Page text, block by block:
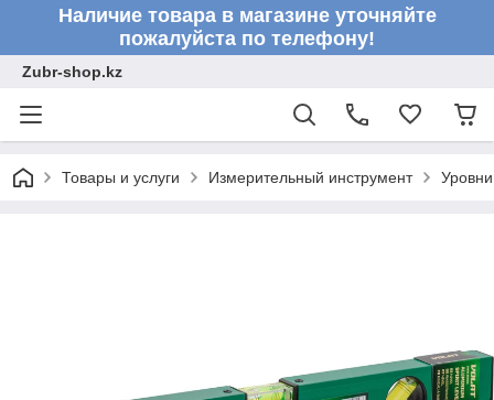
Наличие товара в магазине уточняйте
пожалуйста по телефону!
Zubr-shop.kz
Товары и услуги Измерительный инструмент